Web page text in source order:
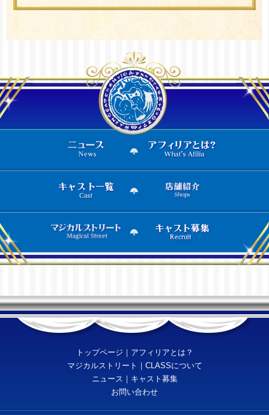
トップページ ｜ アフィリアとは？
マジカルストリート ｜ CLASSについて
ニュース ｜ キャスト募集
お問い合わせ